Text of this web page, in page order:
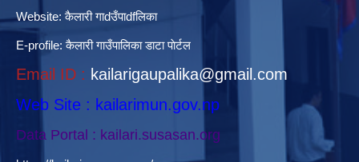
Website:कैलारी गाdउँपाdfलिका
E-profile:कैलारी गाउँपालिका डाटा पाेर्टल
Email ID : kailarigaupalika@gmail.com
Web Site : kailarimun.gov.np
Data Portal : kailari.susasan.org